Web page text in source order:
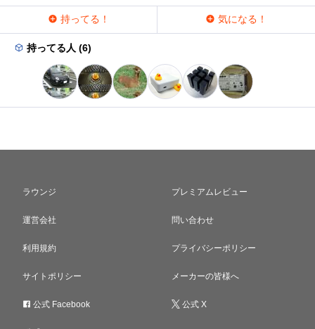
持ってる！ 気になる！
持ってる人 (6)
ラウンジ プレミアムレビュー
運営会社 問い合わせ
利用規約 プライバシーポリシー
サイトポリシー メーカーの皆様へ
公式 Facebook 公式 X